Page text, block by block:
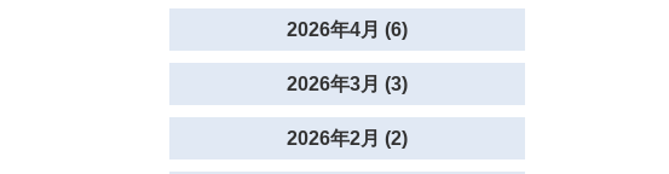
2026年4月 (6)
2026年3月 (3)
2026年2月 (2)